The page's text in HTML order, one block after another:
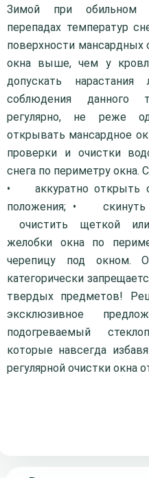
Зимой при обильном
перепадах температур
поверхности мансардных
окна выше, чем у
допускать
соблюдения данного
регулярно, не реже
открывать мансардное
проверки и очистки
снега по периметру окна.
• аккуратно открыть
положения; • скинуть
очистить щеткой
желобки окна по
черепицу под окном.
категорически
твердых предметов!
эксклюзивное
подогреваемый
которые навсегда
регулярной очистки окна